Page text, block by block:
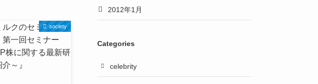
society
2012年1月
Categories
celebrity